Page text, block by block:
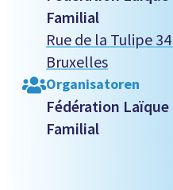
Familial
Rue de la Tulipe
Bruxelles
Organisatoren
Fédération
Familial